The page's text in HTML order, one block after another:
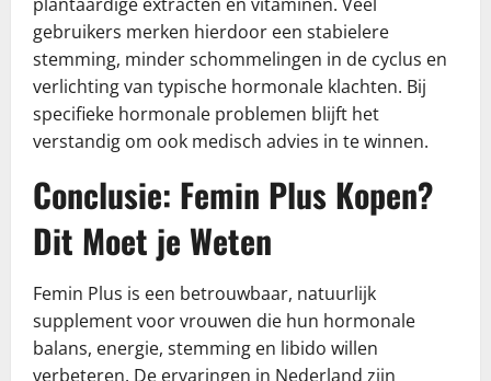
gebruikers merken hierdoor een stabielere
stemming, minder schommelingen in de cyclus en
verlichting van typische hormonale klachten. Bij
specifieke hormonale problemen blijft het
verstandig om ook medisch advies in te winnen.
Conclusie: Femin Plus Kopen?
Dit Moet je Weten
Femin Plus is een betrouwbaar, natuurlijk
supplement voor vrouwen die hun hormonale
balans, energie, stemming en libido willen
verbeteren. De ervaringen in Nederland zijn